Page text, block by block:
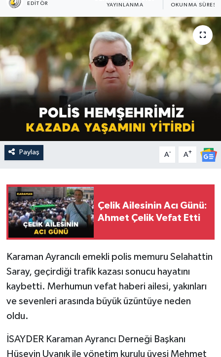
EDITÖR YAYINLANMA OKUNMA SÜRESI
Paylaş A- A+
Çelik Ailesinin Acı Günü:
Ahmet Çelik Vefat Etti
Karaman Ayrancılı emekli polis memuru Selahattin
Saray, geçirdiği trafik kazası sonucu hayatını
kaybetti. Merhumun vefat haberi ailesi, yakınları
ve sevenleri arasında büyük üzüntüye neden
oldu.
İSAYDER Karaman Ayrancı Derneği Başkanı
Hüseyin Uyanık ile yönetim kurulu üyesi Mehmet